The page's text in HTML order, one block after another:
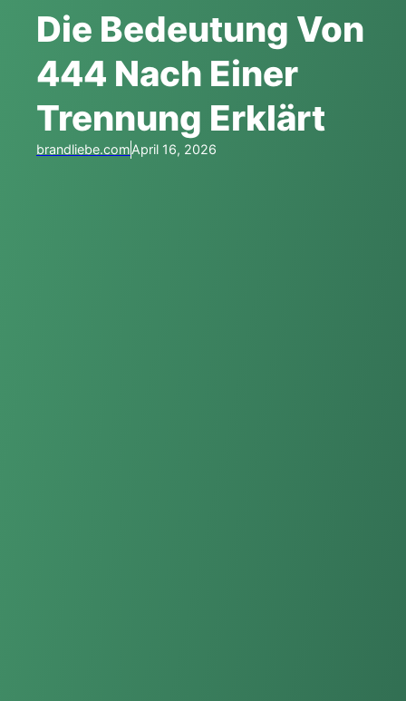
Die Bedeutung Von
444 Nach Einer
Trennung Erklärt
brandliebe.comApril 16, 2026